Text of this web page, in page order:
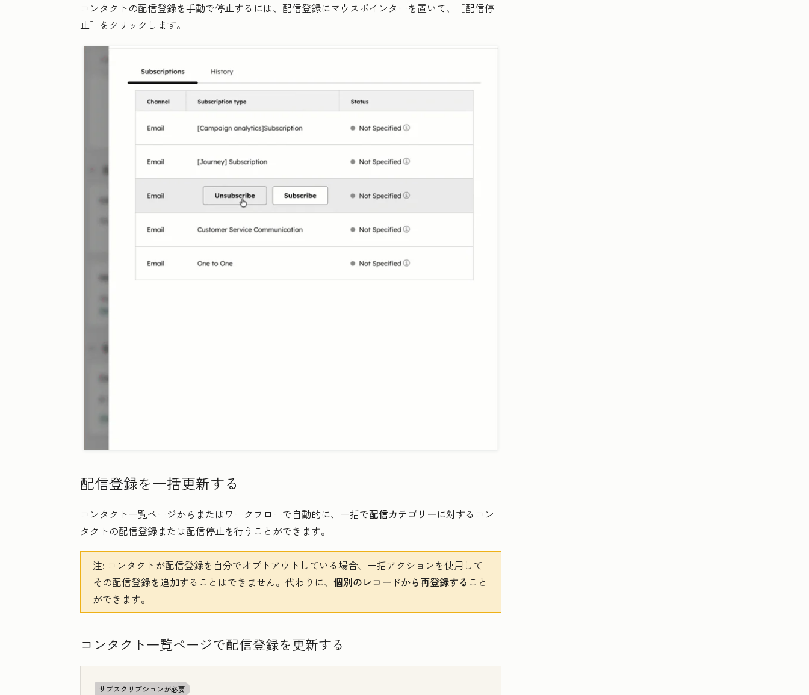
コンタクトの配信登録を手動で停止するには、配信登録にマウスポインターを置いて、
［配信停
止］をクリックします。
配信登録を一括更新する
コンタクト一覧ページからまたはワークフローで自動的に、一括で配信カテゴリーに対するコン
タクトの配信登録または配信停止を行うことができます。
注: コンタクトが配信登録を自分でオプトアウトしている場合、一括アクションを使用して
その配信登録を追加することはできません。代わりに、 個別のレコードから再登録する こと
ができます。
コンタクト一覧ページで配信登録を更新する
サブスクリプションが必要